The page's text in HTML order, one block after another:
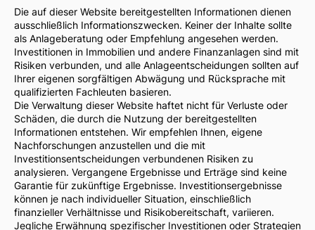
Die auf dieser Website bereitgestellten Informationen dienen
ausschließlich Informationszwecken. Keiner der Inhalte sollte
als Anlageberatung oder Empfehlung angesehen werden.
Investitionen in Immobilien und andere Finanzanlagen sind mit
Risiken verbunden, und alle Anlageentscheidungen sollten auf
Ihrer eigenen sorgfältigen Abwägung und Rücksprache mit
qualifizierten Fachleuten basieren.
Die Verwaltung dieser Website haftet nicht für Verluste oder
Schäden, die durch die Nutzung der bereitgestellten
Informationen entstehen. Wir empfehlen Ihnen, eigene
Nachforschungen anzustellen und die mit
Investitionsentscheidungen verbundenen Risiken zu
analysieren. Vergangene Ergebnisse und Erträge sind keine
Garantie für zukünftige Ergebnisse. Investitionsergebnisse
können je nach individueller Situation, einschließlich
finanzieller Verhältnisse und Risikobereitschaft, variieren.
Jegliche Erwähnung spezifischer Investitionen oder Strategien